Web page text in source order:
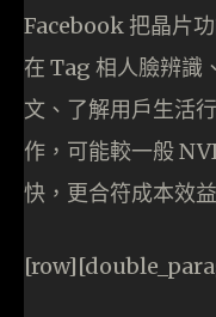
Facebook 把晶片
在 Tag 相人臉辨識
文、了解用戶生活
作，可能較一般
快，更合符成本效益